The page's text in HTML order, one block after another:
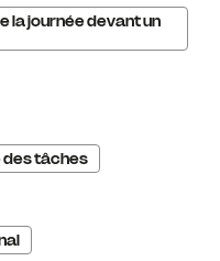
la journée devant un
des tâches